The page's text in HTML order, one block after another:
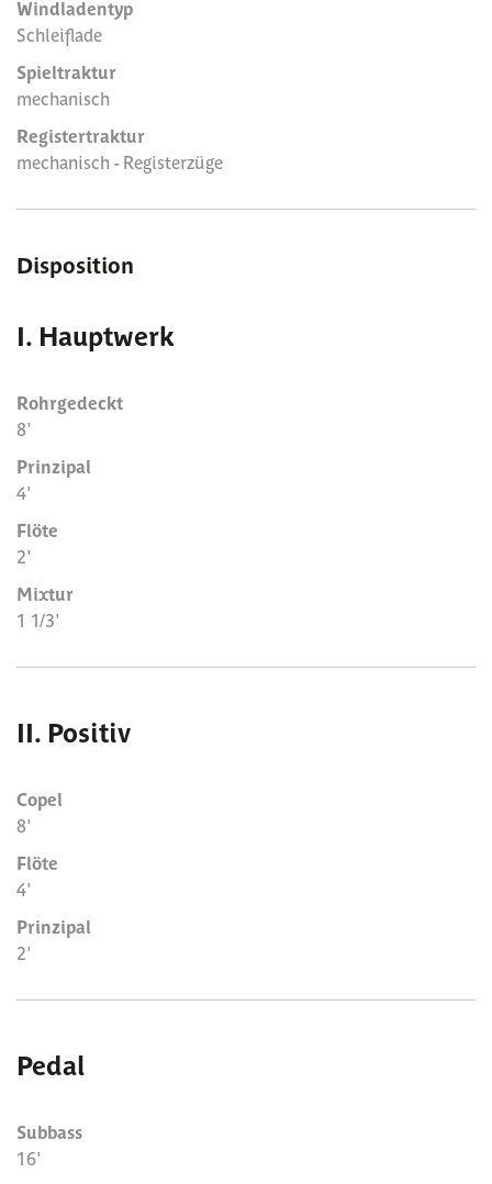
Windladentyp
Schleiflade
Spieltraktur
mechanisch
Registertraktur
mechanisch - Registerzüge
Disposition
I. Hauptwerk
Rohrgedeckt
8'
Prinzipal
4'
Flöte
2'
Mixtur
1 1/3'
II. Positiv
Copel
8'
Flöte
4'
Prinzipal
2'
Pedal
Subbass
16'